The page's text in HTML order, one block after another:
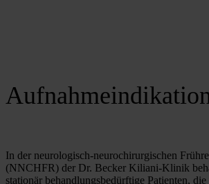
In der neurologisch-neurochirurgischen
(NNCHFR) der Dr. Becker Kiliani-Klinik
stationär behandlungsbedürftige Patienten,